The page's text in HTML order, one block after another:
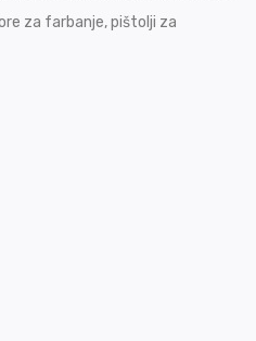
za farbanje, pištolji za